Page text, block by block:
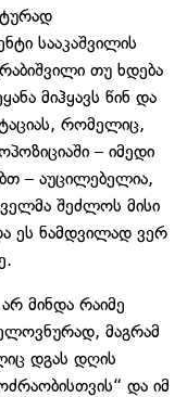
სააკაშვილის
თუ ხდება
მიჰყავს წინ და
რომელიც,
– იმედი
– აუცილებელია,
შეძლოს მისი
ეს ნამდვილად ვერ
მინდა რაიმე
მაგრამ
დგას დღის
და იმ